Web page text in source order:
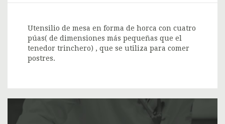
Utensilio de mesa en forma de horca con cuatro
púas( de dimensiones más pequeñas que el
tenedor trinchero) , que se utiliza para comer
postres.